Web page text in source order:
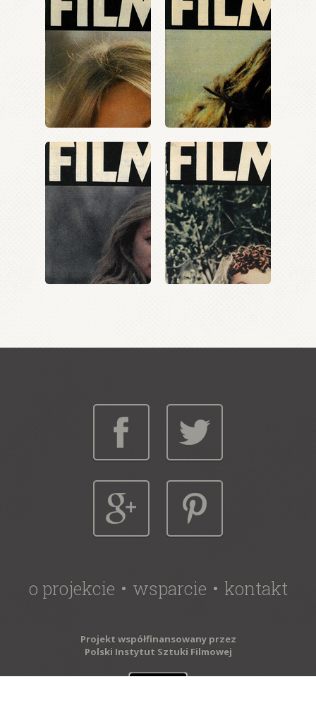
o projekcie wsparcie kontakt
Projekt współfinansowany przez